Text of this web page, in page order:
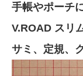
手帳やポーチ
V.ROAD スリ
サミ、定規、